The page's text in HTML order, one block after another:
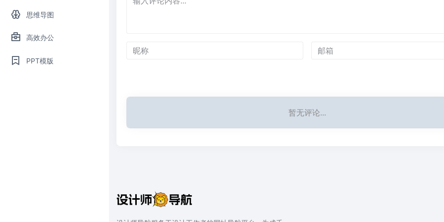
思维导图
高效办公
PPT模版
暂无评论...